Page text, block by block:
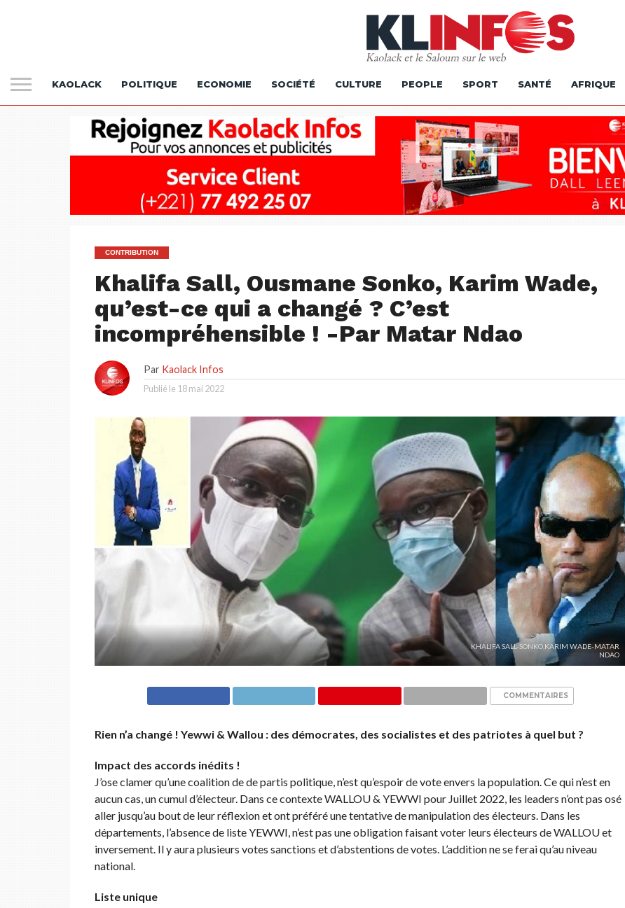
KAOLACK POLITIQUE ECONOMIE SOCIÉTÉ CULTURE PEOPLE SPORT SANTÉ AFRIQUE
CONTRIBUTION
Khalifa Sall, Ousmane Sonko, Karim Wade,
qu’est-ce qui a changé ? C’est
incompréhensible ! -Par Matar Ndao
Par Kaolack Infos
Publié le 18 mai 2022
KHALIFA SALL-SONKO,KARIM WADE-MATAR
NDAO
COMMENTAIRES
Rien n’a changé ! Yewwi & Wallou : des démocrates, des socialistes et des patriotes à quel but ?
Impact des accords inédits !
J’ose clamer qu’une coalition de de partis politique, n’est qu’espoir de vote envers la population. Ce qui n’est en
aucun cas, un cumul d’électeur. Dans ce contexte WALLOU & YEWWI pour Juillet 2022, les leaders n’ont pas osé
aller jusqu’au bout de leur réflexion et ont préféré une tentative de manipulation des électeurs. Dans les
départements, l’absence de liste YEWWI, n’est pas une obligation faisant voter leurs électeurs de WALLOU et
inversement. Il y aura plusieurs votes sanctions et d’abstentions de votes. L’addition ne se ferai qu’au niveau
national.
Liste unique